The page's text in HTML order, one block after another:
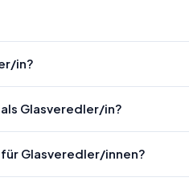
in?
Glasveredler/in?
Glasveredler/innen?